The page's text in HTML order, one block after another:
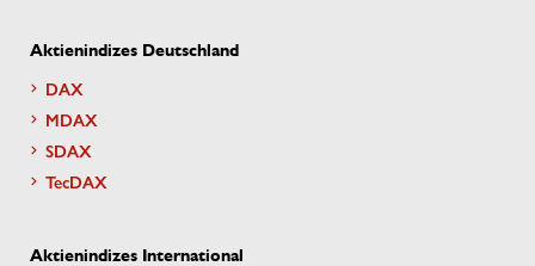
Aktienindizes Deutschland
DAX
MDAX
SDAX
TecDAX
Aktienindizes International